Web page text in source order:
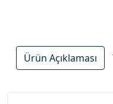
Ürün Açıklaması